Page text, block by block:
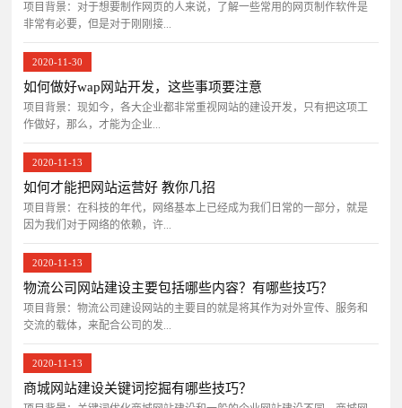
项目背景：对于想要制作网页的人来说，了解一些常用的网页制作软件是
非常有必要，但是对于刚刚接...
2020-11-30
如何做好wap网站开发，这些事项要注意
项目背景：​现如今，各大企业都非常重视网站的建设开发，只有把这项工
作做好，那么，才能为企业...
2020-11-13
如何才能把网站运营好 教你几招
项目背景：在科技的年代，网络基本上已经成为我们日常的一部分，就是
因为我们对于网络的依赖，许...
2020-11-13
物流公司网站建设主要包括哪些内容？有哪些技巧？
项目背景：物流公司建设网站的主要目的就是将其作为对外宣传、服务和
交流的载体，来配合公司的发...
2020-11-13
商城网站建设关键词挖掘有哪些技巧？